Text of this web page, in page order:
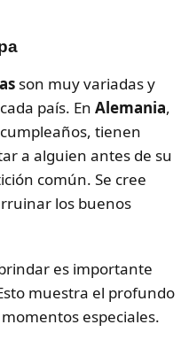
son muy variadas y
país. En Alemania,
tienen
a alguien antes de su
común. Se cree
los buenos
es importante
muestra el profundo
especiales.